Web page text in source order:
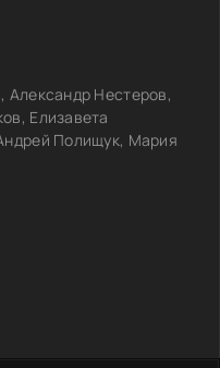
Нестеров,
Елизавета
Полищук, Мария